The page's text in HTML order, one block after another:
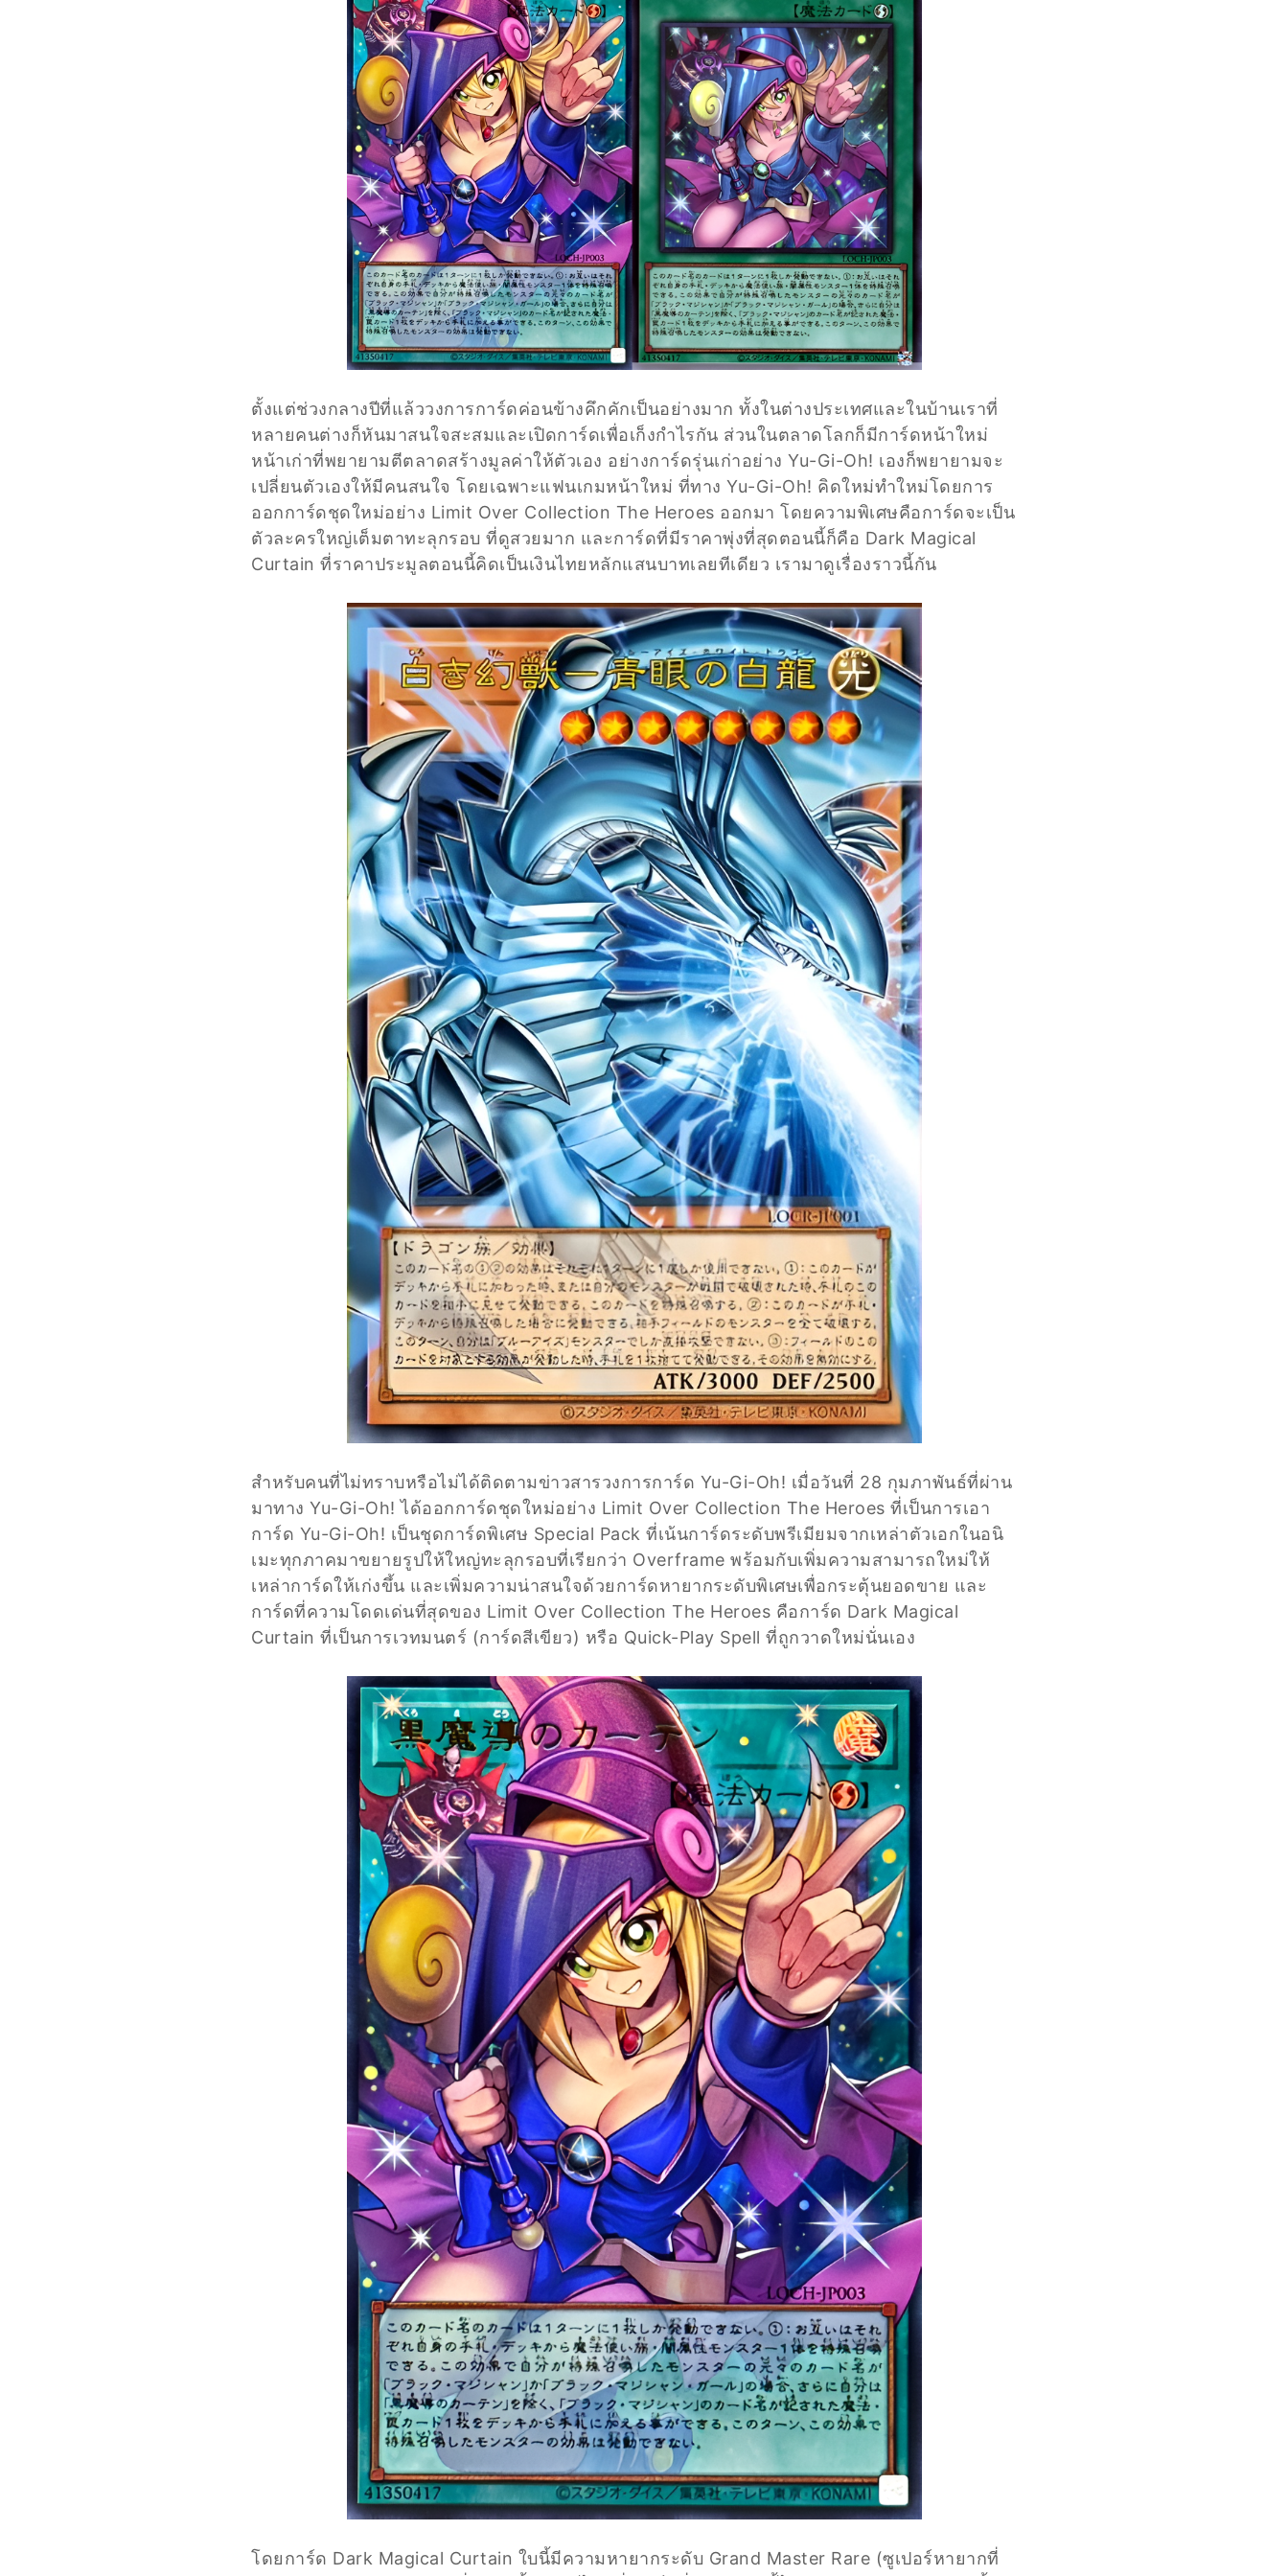
ตั้งแต่ช่วงกลางปีที่แล้ววงการการ์ดค่อนข้างคึกคักเป็นอย่างมาก ทั้งในต่างประเทศและในบ้านเราที่
หลายคนต่างก็หันมาสนใจสะสมและเปิดการ์ดเพื่อเก็งกำไรกัน ส่วนในตลาดโลกก็มีการ์ดหน้าใหม่
หน้าเก่าที่พยายามตีตลาดสร้างมูลค่าให้ตัวเอง อย่างการ์ดรุ่นเก่าอย่าง Yu-Gi-Oh! เองก็พยายามจะ
เปลี่ยนตัวเองให้มีคนสนใจ โดยเฉพาะแฟนเกมหน้าใหม่ ที่ทาง Yu-Gi-Oh! คิดใหม่ทำใหม่โดยการ
ออกการ์ดชุดใหม่อย่าง Limit Over Collection The Heroes ออกมา โดยความพิเศษคือการ์ดจะเป็น
ตัวละครใหญ่เต็มตาทะลุกรอบ ที่ดูสวยมาก และการ์ดที่มีราคาพุ่งที่สุดตอนนี้ก็คือ Dark Magical
Curtain ที่ราคาประมูลตอนนี้คิดเป็นเงินไทยหลักแสนบาทเลยทีเดียว เรามาดูเรื่องราวนี้กัน
สำหรับคนที่ไม่ทราบหรือไม่ได้ติดตามข่าวสารวงการการ์ด Yu-Gi-Oh! เมื่อวันที่ 28 กุมภาพันธ์ที่ผ่าน
มาทาง Yu-Gi-Oh! ได้ออกการ์ดชุดใหม่อย่าง Limit Over Collection The Heroes ที่เป็นการเอา
การ์ด Yu-Gi-Oh! เป็นชุดการ์ดพิเศษ Special Pack ที่เน้นการ์ดระดับพรีเมียมจากเหล่าตัวเอกในอนิ
เมะทุกภาคมาขยายรูปให้ใหญ่ทะลุกรอบที่เรียกว่า Overframe พร้อมกับเพิ่มความสามารถใหม่ให้
เหล่าการ์ดให้เก่งขึ้น และเพิ่มความน่าสนใจด้วยการ์ดหายากระดับพิเศษเพื่อกระตุ้นยอดขาย และ
การ์ดที่ความโดดเด่นที่สุดของ Limit Over Collection The Heroes คือการ์ด Dark Magical
Curtain ที่เป็นการเวทมนตร์ (การ์ดสีเขียว) หรือ Quick-Play Spell ที่ถูกวาดใหม่นั่นเอง
โดยการ์ด Dark Magical Curtain ใบนี้มีความหายากระดับ Grand Master Rare (ซูเปอร์หายากที่